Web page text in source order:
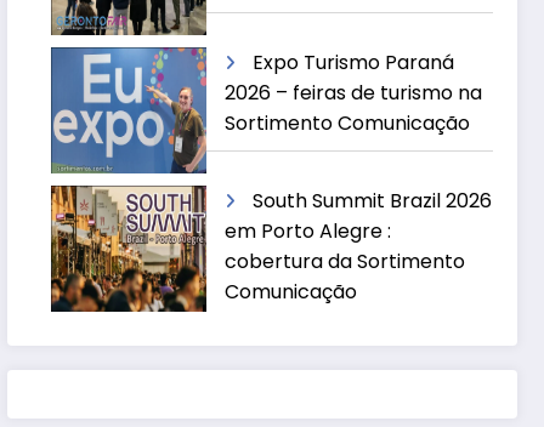
Expo Turismo Paraná
2026 – feiras de turismo na
Sortimento Comunicação
South Summit Brazil 2026
em Porto Alegre :
cobertura da Sortimento
Comunicação